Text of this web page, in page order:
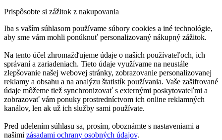
Prispôsobte si zážitok z nakupovania
Iba s vaším súhlasom používame súbory cookies a iné technológie,
aby sme vám mohli ponúknuť personalizovaný nákupný zážitok.
Na tento účel zhromažďujeme údaje o našich používateľoch, ich
správaní a zariadeniach. Tieto údaje využívame na neustále
zlepšovanie našej webovej stránky, zobrazovanie personalizovanej
reklamy a obsahu a na analýzu štatistík používania. Vaše zašifrované
údaje môžeme tiež synchronizovať s externými poskytovateľmi a
zobrazovať vám ponuky prostredníctvom ich online reklamných
kanálov, len ak už ich služby sami používate.
Pred udelením súhlasu sa, prosím, oboznámte s nastaveniami a
našimi zásadami ochrany osobných údajov.